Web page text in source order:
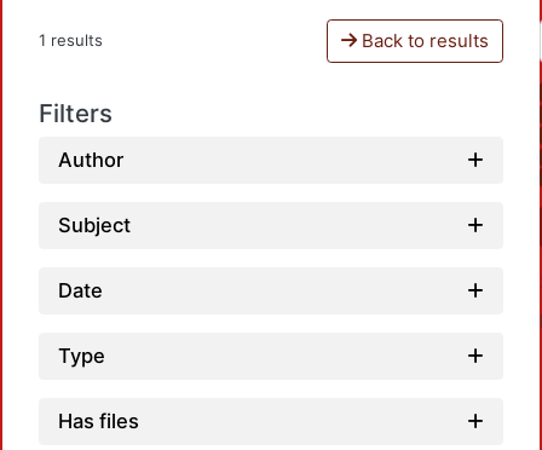
1 results Back to results
Filters
Author
Subject
Date
Type
Has files